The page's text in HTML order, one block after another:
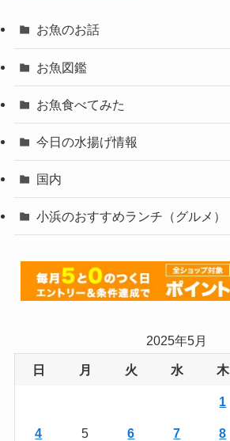
お魚のお話
お魚図鑑
お魚食べてみた
今日の水揚げ情報
国内
小浜のおすすめランチ（グルメ）
2025年5月
日 月 火 水 木
1
4 5 6 7 8